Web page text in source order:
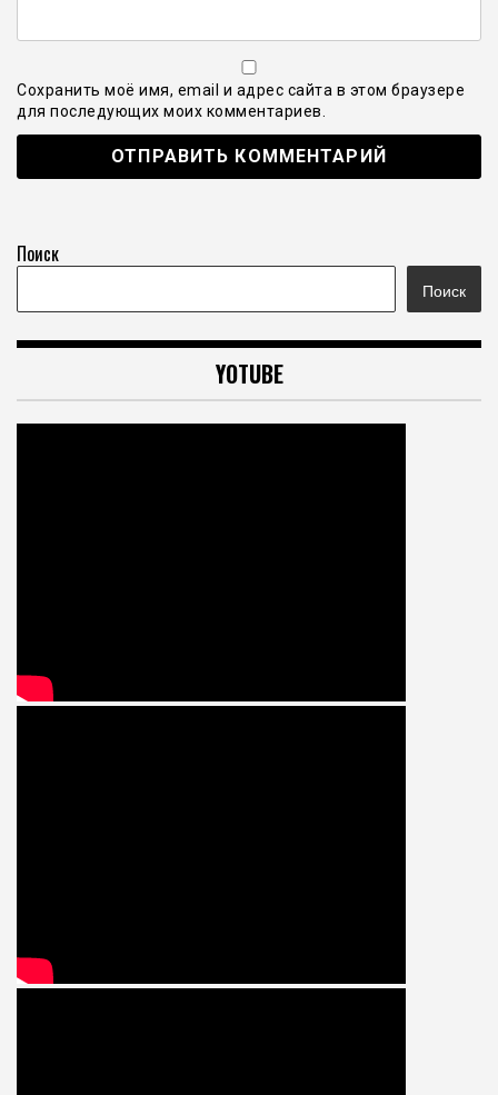
Сохранить моё имя, email и адрес сайта в этом браузере
для последующих моих комментариев.
Поиск
Поиск
YOTUBE